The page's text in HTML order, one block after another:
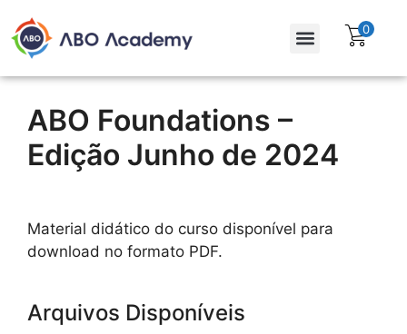
0
ABO Foundations –
Edição Junho de 2024
Material didático do curso disponível para
download no formato PDF.
Arquivos Disponíveis